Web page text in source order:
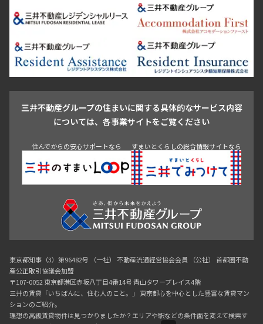
市ヶ谷・神楽坂・飯田橋
三田・芝・浜松町
芝浦・汐留・品川
月島・勝どき・豊洲
本郷・春日・小石川
目白・高田馬場・早稲田
池尻大橋・三軒茶屋
祐天寺・学芸大学・自由が丘
駒沢・用賀・二子玉川
成城・砧
池袋・板橋・王子
青山 渋谷 東京・大手町 新宿 品川
目黒・中目黒
江東区 台東区 墨田区
中野区
豊島区
杉並区 板橋区 練馬区 荒川区
足立区
葛飾区
江戸川区
三井不動産グループの住まいに関する具体的なサービス内容
については、各事業サイトをご覧ください
住んでからの安心サポートなら すまいとくらしの総合情報サイトなら
東京都知事（3）第96482号 （一社） 不動産流通経営協会会員 （公社） 首都圏不動
産公正取引協議会加盟
〒107-0052 東京都港区赤坂八丁目4番14号 青山タワープレイス4階
三井の賃貸「いちばんに、住む人のこと。」 東京都心を中心とした豊富な賃貸マン
ションのご紹介。
理想の高級賃貸物件は見つかりましたか？エリアや駅などの条件面を変えて検索す